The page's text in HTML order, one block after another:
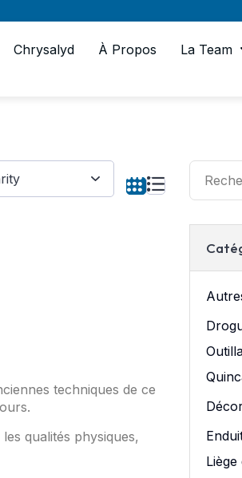
Chrysalyd À Propos La Team
techniques de ce
qualités physiques,